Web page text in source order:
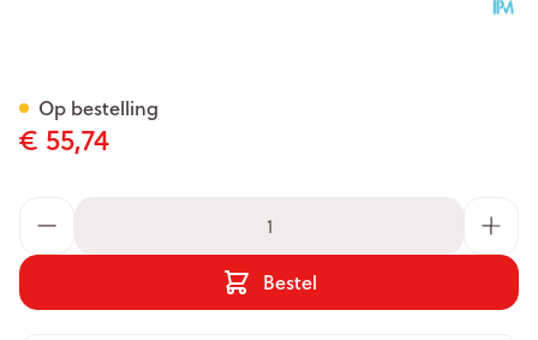
€ 55,74
Bestel
Op bestelling